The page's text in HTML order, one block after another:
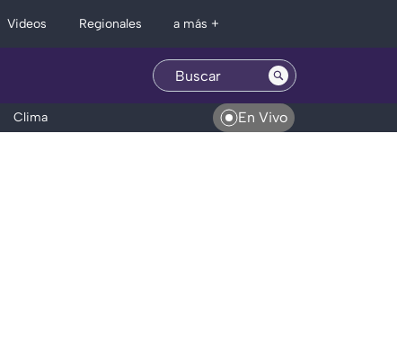
Videos Regionales a más +
Clima En Vivo